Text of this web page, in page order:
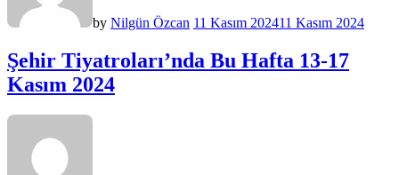
by Nilgün Özcan 11 Kasım 202411 Kasım 2024
Şehir Tiyatroları’nda Bu Hafta 13-17
Kasım 2024